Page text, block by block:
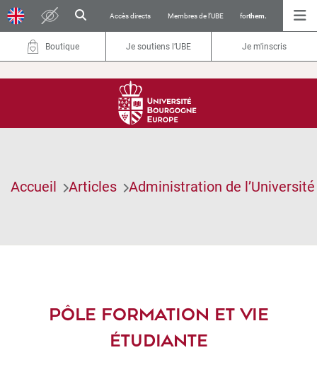
Accès directs Membres de l’UBE forthem.
Boutique Je soutiens l’UBE Je m'inscris
Accueil Articles Administration de l’Université
PÔLE FORMATION ET VIE
ÉTUDIANTE